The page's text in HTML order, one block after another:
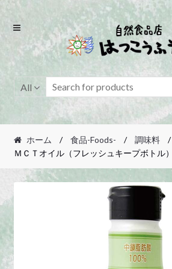
Skip
navigation
Skip
content
All
ホーム / 食品-Foods- / 調味料 /
ＭＣＴオイル（フレッシュキープボトル）